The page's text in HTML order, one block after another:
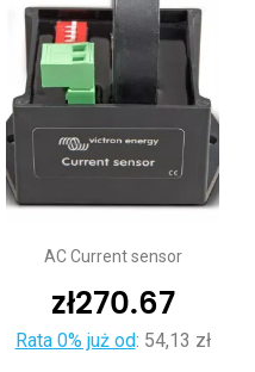
AC Current sensor
zł270.67
Rata 0% już od: 54,13 zł